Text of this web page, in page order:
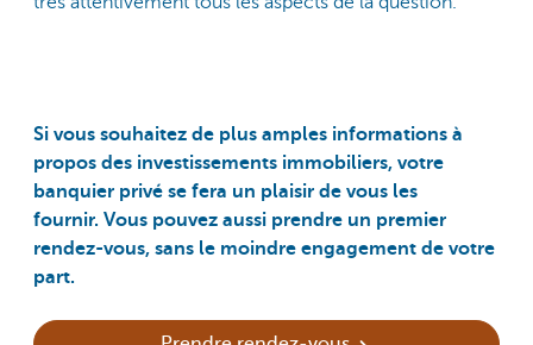
Si vous souhaitez de plus amples informations à
propos des investissements immobiliers, votre
banquier privé se fera un plaisir de vous les
fournir. Vous pouvez aussi prendre un premier
rendez-vous, sans le moindre engagement de votre
part.